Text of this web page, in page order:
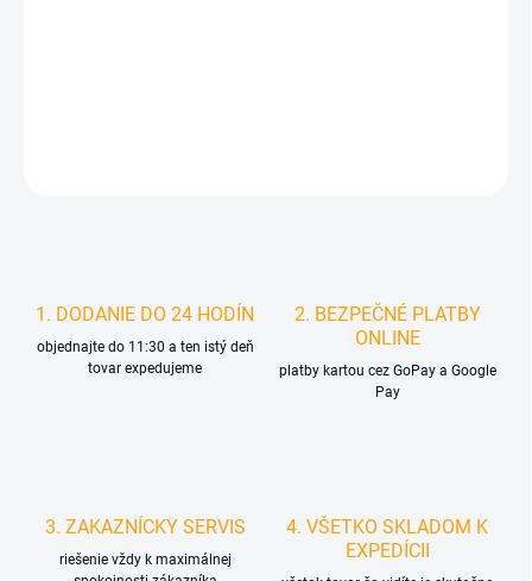
1. DODANIE DO 24 HODÍN
objednajte do 11:30 a ten istý deň
tovar expedujeme
2. BEZPEČNÉ PLATBY
ONLINE
platby kartou cez GoPay a Google
Pay
3. ZAKAZNÍCKY SERVIS
riešenie vždy k maximálnej
4. VŠETKO SKLADOM K
EXPEDÍCII